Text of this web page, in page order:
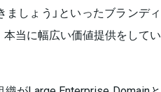
しょう」といったブランディ
当に幅広い価値提供をしてい